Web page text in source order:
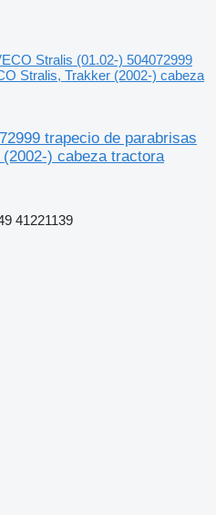
Stralis (01.02-) 504072999
Stralis, Trakker (2002-) cabeza
trapecio de parabrisas
) cabeza tractora
41221139